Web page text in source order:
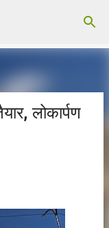
लोकार्पण